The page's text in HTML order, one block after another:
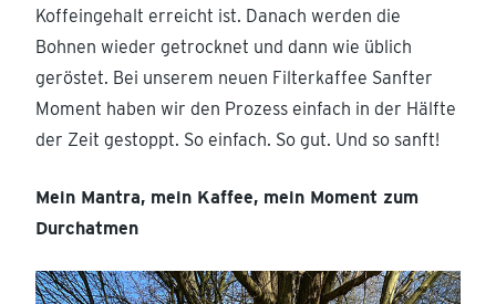
Koffeingehalt erreicht ist. Danach werden die
Bohnen wieder getrocknet und dann wie üblich
geröstet. Bei unserem neuen Filterkaffee Sanfter
Moment haben wir den Prozess einfach in der Hälfte
der Zeit gestoppt. So einfach. So gut. Und so sanft!
Mein Mantra, mein Kaffee, mein Moment zum
Durchatmen